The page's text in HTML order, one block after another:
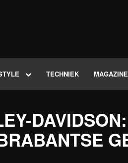
TECHNIEK